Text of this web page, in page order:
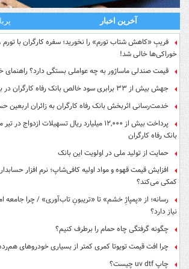
آخرین اخبار
خوراکی‌ها خالی شد!
قیمت صندلی ماساژور به چه عواملی بستگی دارد؟ راهنمای
جهش بیش از ۳۳ برابری سود خالص بانک رفاه کارگران در بهار ۱۴۰۵
خدمت‌رسانی اثربخش بانک رفاه کارگران به زائران اربعین
پرداخت بیش از ۱۲,۰۰۰ میلیارد ریال تسهیلات
بانک رفاه کارگران
حمایت از تولید ملی در اولویت این بانک
افزایش قیمت قهوه و مواد اولیه کافی‌شاپ؛ نرم افزار
کمکی می‌کند؟
رسانه؛ از «پمپاژِ خشم» تا «تریبونِ تاب‌آوری» / چرا جامعه
نیاز دارد؟
چگونه گرفتگی چاه حمام را برطرف کنیم؟
چرا افت قیمت تویوتا کمری کمتر از بسیاری خودروهای
چاپ uv dtf چیست؟